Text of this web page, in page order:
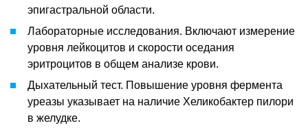
эпигастральной области.
Лабораторные исследования. Включают измерение
уровня лейкоцитов и скорости оседания
эритроцитов в общем анализе крови.
Дыхательный тест. Повышение уровня фермента
уреазы указывает на наличие Хеликобактер пилори
в желудке.